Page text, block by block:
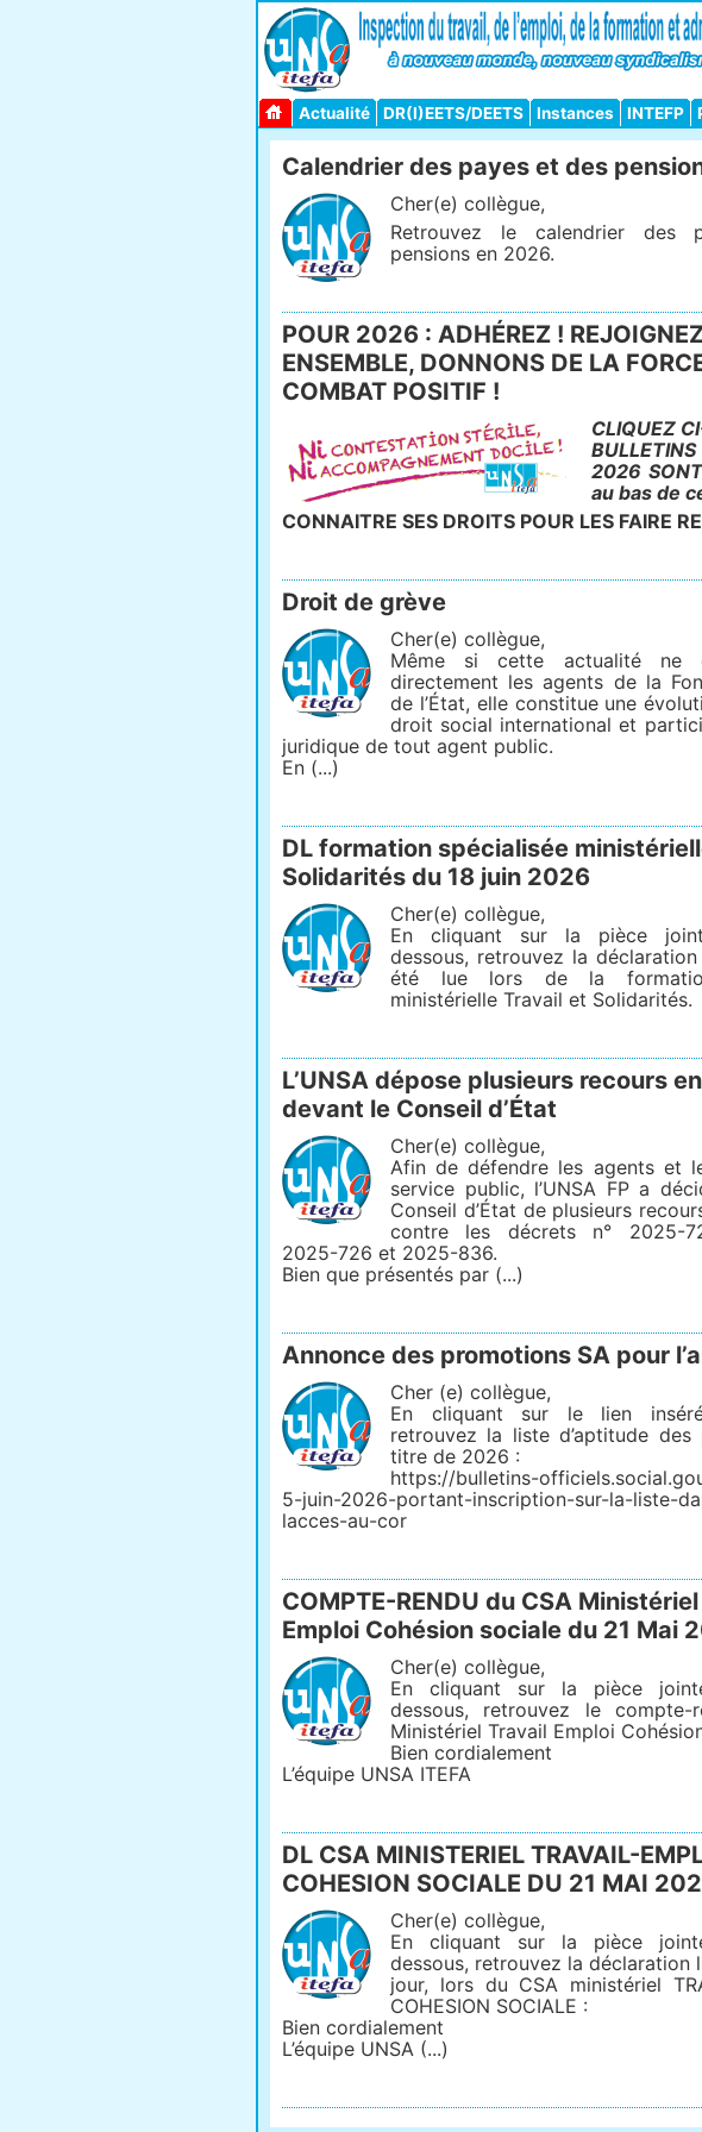
Actualité DR(I)EETS/DEETS Instances INTEFP
Calendrier des payes et des
Cher(e) collègue,
Retrouvez le calendrier des
pensions en 2026.
POUR 2026 : ADHÉREZ !
ENSEMBLE, DONNONS DE LA
COMBAT POSITIF !
CLIQUEZ
2026
au bas de
CONNAITRE SES DROITS POUR LES FAIRE
Droit de grève
Cher(e) collègue,
Même si cette actualité ne
directement les agents de la
de l’État, elle constitue une
droit social international et
juridique de tout agent public.
En (...)
DL formation spécialisée
Solidarités du 18 juin 2026
Cher(e) collègue,
En cliquant sur la pièce
dessous, retrouvez la
été lue lors de la
ministérielle Travail et Solidarités.
L’UNSA dépose plusieurs recours
devant le Conseil d’État
Cher(e) collègue,
Afin de défendre les agents et
service public, l’UNSA FP a
Conseil d’État de plusieurs
contre les décrets n° 2025-
2025-726 et 2025-836.
Bien que présentés par (...)
Annonce des promotions SA pour
Cher (e) collègue,
En cliquant sur le lien
retrouvez la liste d’aptitude des
titre de 2026 :
https://bulletins-
5-juin-2026-portant-inscription-sur-la-liste-
lacces-au-cor
COMPTE-RENDU du CSA
Emploi Cohésion sociale du 21 Mai
Cher(e) collègue,
En cliquant sur la pièce
dessous, retrouvez le compte-
Ministériel Travail Emploi
Bien cordialement
L’équipe UNSA ITEFA
DL CSA MINISTERIEL TRAVAIL-
COHESION SOCIALE DU 21 MAI
Cher(e) collègue,
En cliquant sur la pièce
dessous, retrouvez la déclaration
jour, lors du CSA ministériel
COHESION SOCIALE :
Bien cordialement
L’équipe UNSA (...)